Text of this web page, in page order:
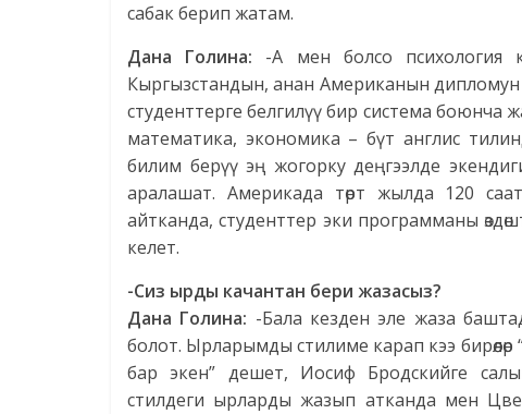
сабак берип жатам.
Дана Голина: -А мен болсо психология
Кыргызстандын, анан Американын дипломун
студенттерге белгилүү бир система боюнча
математика, экономика – бүт англис
билим берүү эң жогорку деңгээлде
аралашат. Америкада төрт жылда 120
айтканда, студенттер эки программаны
келет.
-Сиз ырды качантан бери жазасыз?
Дана Голина: -Бала кезден эле жаза
болот. Ырларымды стилиме карап кээ
бар экен” дешет, Иосиф Бродскийге
стилдеги ырларды жазып атканда мен